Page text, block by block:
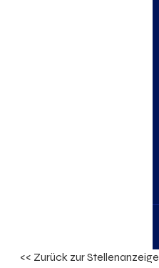
<< Zurück zur Stellenanzeige